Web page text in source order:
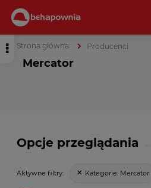
Strona główna Producenci
Mercator
Opcje przeglądania
Aktywne filtry: Kategorie: Mercator